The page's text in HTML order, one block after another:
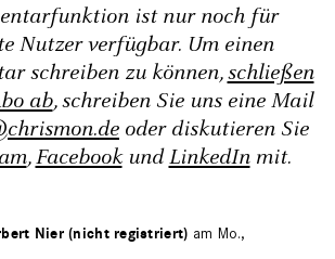
ist nur noch für
Nutzer verfügbar. Um einen
schreiben zu können,schließen
ab, schreiben Sie uns eine Mail
oder diskutieren Sie
,FacebookundLinkedInmit.
Nier (nicht registriert) am Mo.,